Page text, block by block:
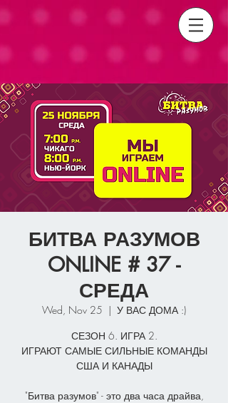
БИТВА РАЗУМОВ
ONLINE # 37 -
СРЕДА
Wed, Nov 25
  |
У ВАС ДОМА :)
СЕЗОН 6. ИГРА 2.
ИГРАЮТ САМЫЕ СИЛЬНЫЕ КОМАНДЫ
США И КАНАДЫ
"Битва разумов" - это два часа драйва,